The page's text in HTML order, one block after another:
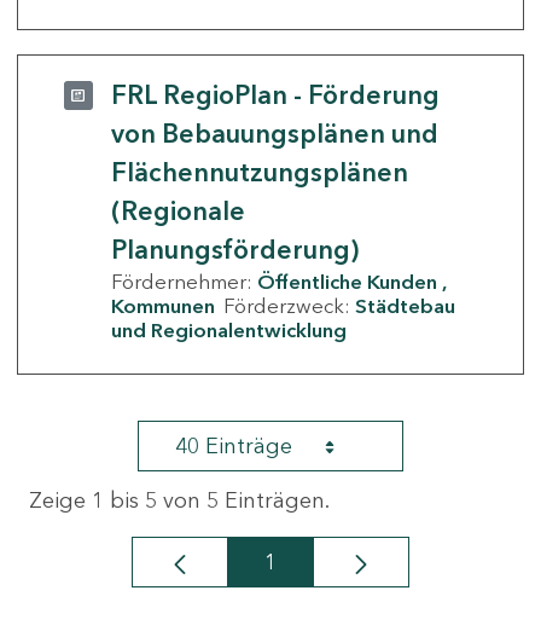
FRL RegioPlan - Förderung
von Bebauungsplänen und
Flächennutzungsplänen
(Regionale
Planungsförderung)
Fördernehmer: Öffentliche Kunden
Kommunen Förderzweck: Städtebau
und Regionalentwicklung
40 Einträge
Zeige 1 bis 5 von 5 Einträgen.
Seite
1